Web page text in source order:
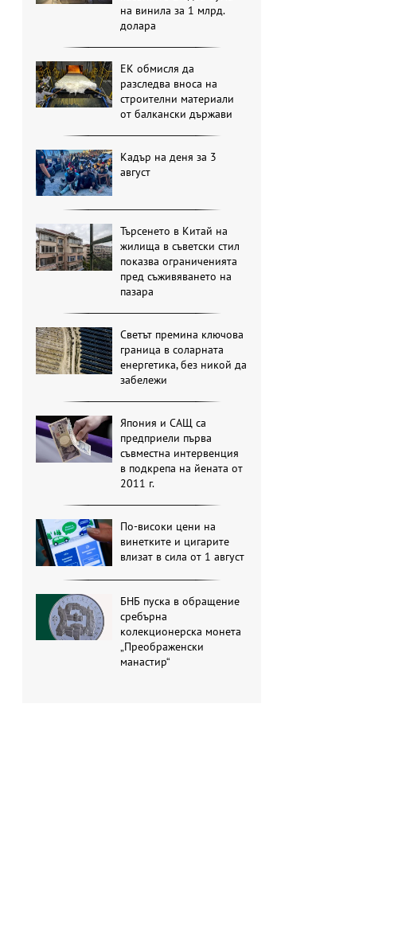
на винила за 1 млрд.
долара
ЕК обмисля да
разследва вноса на
строителни материали
от балкански държави
Кадър на деня за 3
август
Търсенето в Китай на
жилища в съветски стил
показва ограниченията
пред съживяването на
пазара
Светът премина ключова
граница в соларната
енергетика, без никой да
забележи
Япония и САЩ са
предприели първа
съвместна интервенция
в подкрепа на йената от
2011 г.
По-високи цени на
винетките и цигарите
влизат в сила от 1 август
БНБ пуска в обращение
сребърна
колекционерска монета
„Преображенски
манастир“